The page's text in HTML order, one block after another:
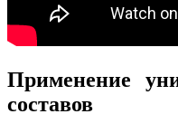
Применение
составов